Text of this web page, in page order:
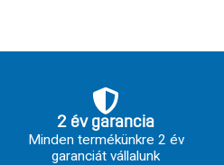
2 év garancia
Minden termékünkre 2 év
garanciát vállalunk